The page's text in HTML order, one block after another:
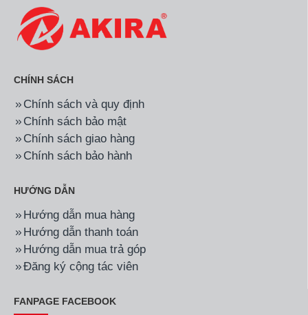
CHÍNH SÁCH
Chính sách và quy định
Chính sách bảo mật
Chính sách giao hàng
Chính sách bảo hành
HƯỚNG DẪN
Hướng dẫn mua hàng
Hướng dẫn thanh toán
Hướng dẫn mua trả góp
Đăng ký cộng tác viên
FANPAGE FACEBOOK